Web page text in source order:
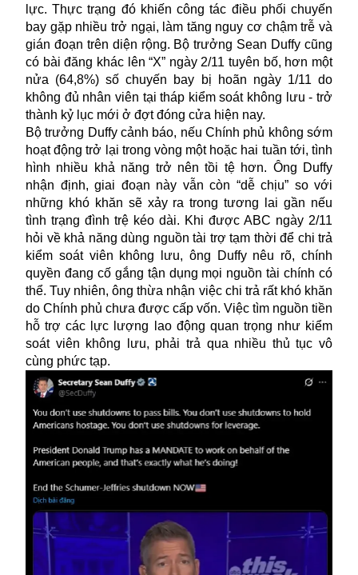
lực. Thực trạng đó khiến công tác điều phối chuyến
bay gặp nhiều trở ngại, làm tăng nguy cơ chậm trễ và
gián đoạn trên diện rộng. Bộ trưởng Sean Duffy cũng
có bài đăng khác lên “X” ngày 2/11 tuyên bố, hơn một
nửa (64,8%) số chuyến bay bị hoãn ngày 1/11 do
không đủ nhân viên tại tháp kiểm soát không lưu - trở
thành kỷ lục mới ở đợt đóng cửa hiện nay.
Bộ trưởng Duffy cảnh báo, nếu Chính phủ không sớm
hoạt động trở lại trong vòng một hoặc hai tuần tới, tình
hình nhiều khả năng trở nên tồi tệ hơn. Ông Duffy
nhận định, giai đoạn này vẫn còn “dễ chịu” so với
những khó khăn sẽ xảy ra trong tương lai gần nếu
tình trạng đình trệ kéo dài. Khi được ABC ngày 2/11
hỏi về khả năng dùng nguồn tài trợ tạm thời để chi trả
kiểm soát viên không lưu, ông Duffy nêu rõ, chính
quyền đang cố gắng tận dụng mọi nguồn tài chính có
thể. Tuy nhiên, ông thừa nhận việc chi trả rất khó khăn
do Chính phủ chưa được cấp vốn. Việc tìm nguồn tiền
hỗ trợ các lực lượng lao động quan trọng như kiểm
soát viên không lưu, phải trả qua nhiều thủ tục vô
cùng phức tạp.